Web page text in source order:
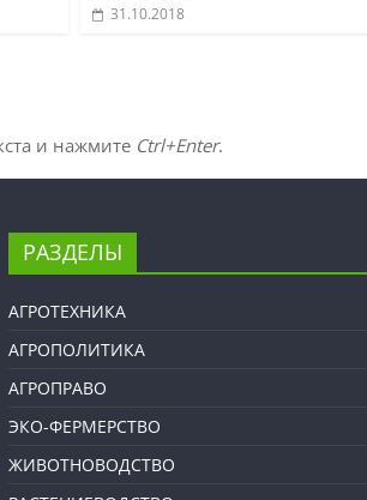
31.10.2018
и нажмите Ctrl+Enter.
РАЗДЕЛЫ
АГРОТЕХНИКА
АГРОПОЛИТИКА
АГРОПРАВО
ЭКО-ФЕРМЕРСТВО
ЖИВОТНОВОДСТВО